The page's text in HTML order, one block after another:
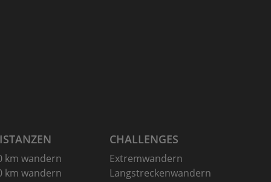
km wandern
km wandern
CHALLENGES
Extremwandern
Langstreckenwandern